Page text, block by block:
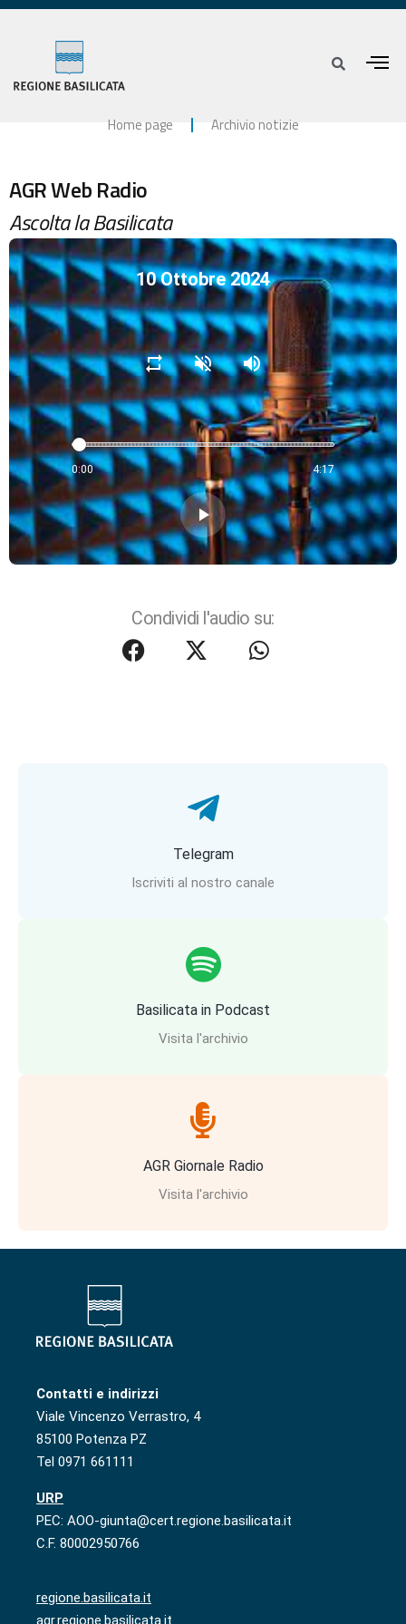
Home page Archivio notizie
AGR Web Radio
Ascolta la Basilicata
10 Ottobre 2024
repeat volume_off volume_up
0:00 4:17
play_arrow
Condividi l'audio su:
Telegram
Iscriviti al nostro canale
Basilicata in Podcast
Visita l'archivio
AGR Giornale Radio
Visita l'archivio
Contatti e indirizzi
Viale Vincenzo Verrastro, 4
85100 Potenza PZ
Tel 0971 661111
URP
PEC: AOO-giunta@cert.regione.basilicata.it
C.F. 80002950766
regione.basilicata.it
agr.regione.basilicata.it